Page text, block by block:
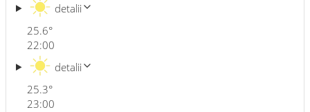
25.6°
detalii
22:00
25.3°
detalii
23:00